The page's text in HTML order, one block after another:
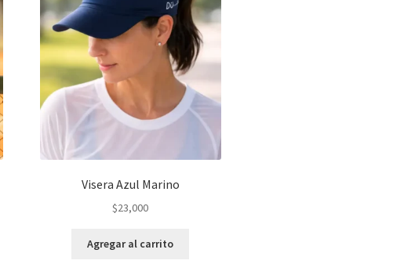
Visera Azul Marino
$23,000
Agregar al carrito